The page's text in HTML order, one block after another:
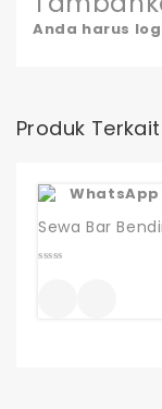
Anda harus
Produk Terkait
Sewa Bar